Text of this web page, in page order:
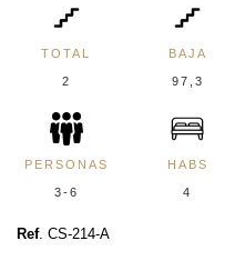
TOTAL
2
BAJA
97,3
PERSONAS
3-6
HABS
4
Ref. CS-214-A